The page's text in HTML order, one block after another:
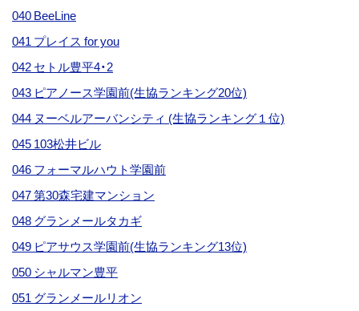
040 BeeLine
041 プレイス for you
042 セトル豊平4・2
043 ピアノース学園前(生協ランキング20位)
044 ヌーベルアーバンシティ (生協ランキング１位)
045 103松井ビル
046 フォーマルハウト学園前
047 第30森宅建マンション
048 グランメールタカギ
049 ピアサウス学園前(生協ランキング13位)
050 シャルマン豊平
051 グランメールリオン